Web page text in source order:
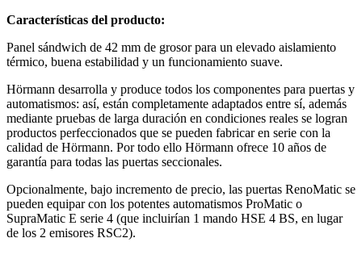
Características del producto:
Panel sándwich de 42 mm de grosor para un elevado aislamiento
térmico, buena estabilidad y un funcionamiento suave.
Hörmann desarrolla y produce todos los componentes para puertas y
automatismos: así, están completamente adaptados entre sí, además
mediante pruebas de larga duración en condiciones reales se logran
productos perfeccionados que se pueden fabricar en serie con la
calidad de Hörmann. Por todo ello Hörmann ofrece 10 años de
garantía para todas las puertas seccionales.
Opcionalmente, bajo incremento de precio, las puertas RenoMatic se
pueden equipar con los potentes automatismos ProMatic o
SupraMatic E serie 4 (que incluirían 1 mando HSE 4 BS, en lugar
de los 2 emisores RSC2).